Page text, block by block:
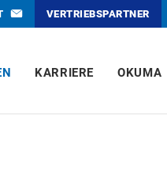
VERTRIEBSPARTNER
KARRIERE OKUMA